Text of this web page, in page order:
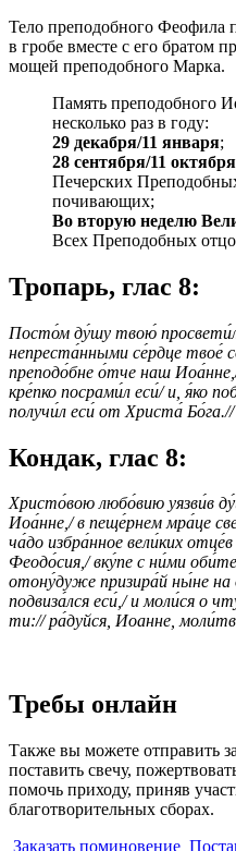
Тело преподобного Феофила
в гробе вместе с его братом
мощей преподобного Марка.
Память преподобного
несколько раз в году:
29 декабря/11 января;
28 сентября/11 октября
Печерских
почивающих;
Во вторую неделю
Всех Преподобных
Тропарь, глас 8:
Посто́м ду́шу твою́
непреста́нными се́рдце твое́
преподо́бне о́тче наш
кре́пко посрами́л еси́/ и, я́ко
получи́л еси́ от Христа́
Кондак, глас 8:
Христо́вою любо́вию уязви́в
Иоа́нне,/ в пеще́рнем мра́це
ча́до избра́нное вели́ких
Феодо́сия,/ вку́пе с ни́ми
отону́дуже призира́й ны́не
подвиза́лся еси́,/ и моли́ся о
ти:// ра́дуйся, Иоанне,
Требы онлайн
Также вы можете отправить
поставить свечу,
помочь приходу, приняв
благотворительных сборах.
Заказать поминовение